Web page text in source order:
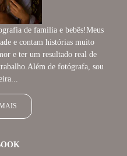
de família e bebês!Meus
e contam histórias muito
e ter um resultado real de
de fotógrafa, sou